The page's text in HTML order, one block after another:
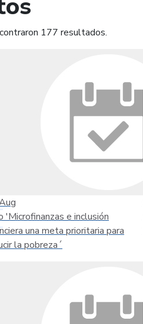
177 resultados.
'Microfinanzas e inclusión
una meta prioritaria para
la pobreza´